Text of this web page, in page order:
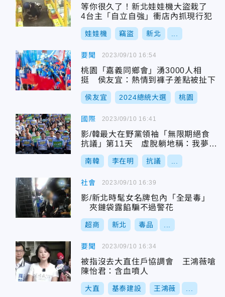
等你很久了！新北娃娃機大盜栽了
4台主「自立自強」衝店內抓現行犯
娃娃機 竊盜 新北
要聞
桃園「嘉義同鄉會」湧3000人相
挺 侯友宜：熱情到褲子差點被扯下
侯友宜 2024總統大選 桃園
2023/09/10 16:54
國際
影/韓最大在野黨領袖「無限期絕食
抗議」第11天 虛脫躺地稱：我夢到
烤肉了
南韓 李在明 抗議
2023/09/10 16:41
社會
影/新北時髦女名牌包內「全是毒」
夾鏈袋露餡騙不過警花
超商 新北 毒品
2023/09/10 16:39
要聞
被指沒去大直住戶協調會 王鴻薇嗆
陳怡君：含血噴人
大直 基泰建設 王鴻薇
2023/09/10 16:34